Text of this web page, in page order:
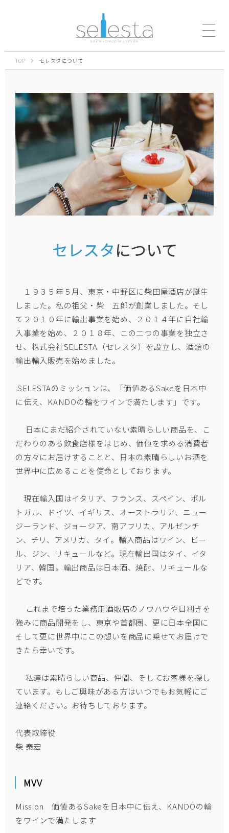
TOP セレスタについて
セレスタについて
１９３５年５月、東京・中野区に柴田屋酒店が誕生
しました。私の祖父・柴 五郎が創業しました。そし
て２０１０年に輸出事業を始め、２０１４年に自社輸
入事業を始め、２０１８年、この二つの事業を独立さ
せ、株式会社SELESTA（セレスタ）を設立し、酒類の
輸出輸入販売を始めました。
SELESTAのミッションは、「価値あるSakeを日本中
に伝え、KANDOの輪をワインで満たします」です。
日本にまだ紹介されていない素晴らしい商品を、こ
だわりのある飲食店様をはじめ、価値を求める消費者
の方々にお届けすることと、日本の素晴らしいお酒を
世界中に広めることを使命としております。
現在輸入国はイタリア、フランス、スペイン、ポル
トガル、ドイツ、イギリス、オーストラリア、ニュー
ジーランド、ジョージア、南アフリカ、アルゼンチ
ン、チリ、アメリカ、タイ。輸入商品はワイン、ビー
ル、ジン、リキュールなど。現在輸出国はタイ、イタ
リア、韓国。輸出商品は日本酒、焼酎、リキュールな
どです。
これまで培った業務用酒販店のノウハウや目利きを
強みに商品開発をし、東京や首都圏、更に日本全国に
そして更に世界中にこの想いを商品に乗せてお届けで
きたら幸いです。
私達は素晴らしい商品、仲間、そしてお客様を探し
ています。もしご興味がある方はいつでもお気軽にご
連絡ください。お待ちしております。
代表取締役
柴 泰宏
MVV
Mission 価値あるSakeを日本中に伝え、KANDOの輪
をワインで満たします